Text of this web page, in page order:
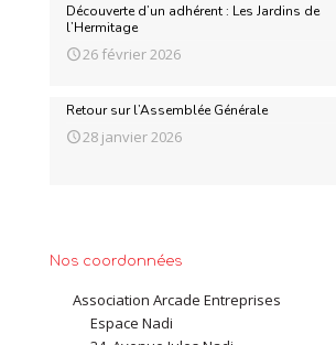
Découverte d’un adhérent : Les Jardins de
l’Hermitage
26 février 2026
Retour sur l’Assemblée Générale
28 janvier 2026
Nos coordonnées
Association Arcade Entreprises
Espace Nadi